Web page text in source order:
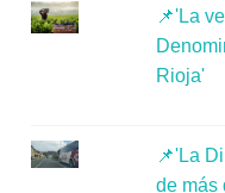
📌'La
Rioja'
📌'La
de más